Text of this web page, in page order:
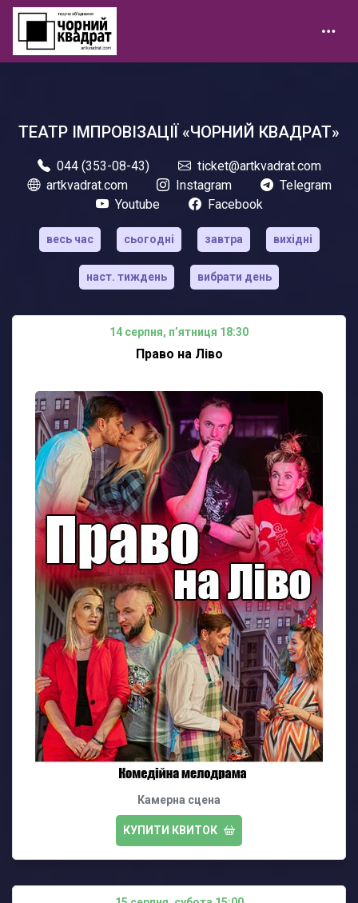
ТЕАТР ІМПРОВІЗАЦІЇ «ЧОРНИЙ КВАДРАТ»
044 (353-08-43)
ticket@artkvadrat.com
artkvadrat.com
Instagram
Telegram
Youtube
Facebook
весь час сьогодні завтра вихідні
наст. тиждень вибрати день
14 серпня, пʼятниця 18:30
Право на Ліво
Камерна сцена
КУПИТИ КВИТОК